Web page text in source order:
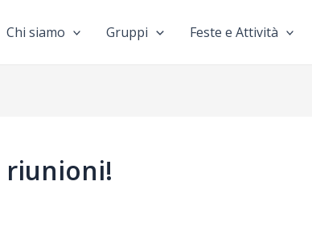
Chi siamo Gruppi Feste e Attività
riunioni!